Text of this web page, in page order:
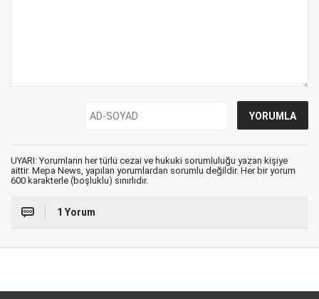
UYARI: Yorumların her türlü cezai ve hukuki sorumluluğu yazan kişiye
aittir. Mepa News, yapılan yorumlardan sorumlu değildir. Her bir yorum
600 karakterle (boşluklu) sınırlıdır.
1 Yorum